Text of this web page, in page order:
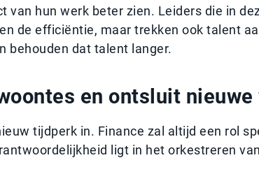
van hun werk beter zien. Leiders die in
de efficiëntie, maar trekken ook talent
behouden dat talent langer.
en ontsluit nieuwe
tijdperk in. Finance zal altijd een rol
ligt in het orkestreren